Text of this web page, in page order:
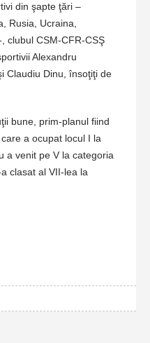
din şapte ţări –
Rusia, Ucraina,
clubul CSM-CFR-CSŞ
Alexandru
Claudiu Dinu, însoţiţi de
bune, prim-planul fiind
a ocupat locul I la
a venit pe V la categoria
clasat al VII-lea la